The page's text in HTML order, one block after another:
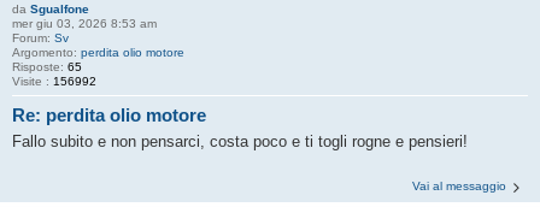
da Sgualfone
mer giu 03, 2026 8:53 am
Forum: Sv
Argomento: perdita olio motore
Risposte: 65
Visite : 156992
Re: perdita olio motore
Fallo subito e non pensarci, costa poco e ti togli rogne e pensieri!
Vai al messaggio